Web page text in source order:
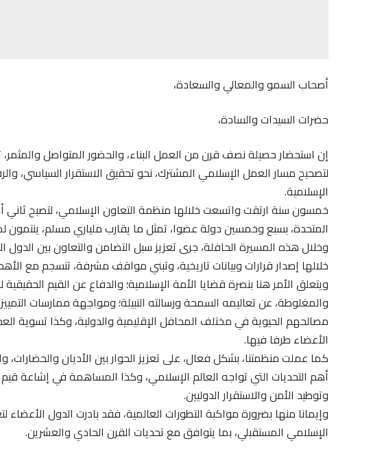
أصحاب السمو والمعالي والسعادة،
حضرات السيدات والسادة،
إن استحضار حصيلة نصف قرن من العمل البناء، والحضور المتواصل
لتصحيح مسار العمل الإسلامي المشترك، نحو تحقيق الاستقرار السياسي،
الإسلامية.
خمسون سنة ارتقت واتسعت خلالها منظمة التعاون الإسلامي، لتصبح
المتحدة، بسبع وخمسين دولة عضوا، تمثل ما يقارب ملياري مسلم، ينتمون
وخلال هذه المسيرة الحافلة، جرى تعزيز سبل التضامن والتعاون بين
خلالها إصدار قرارات وبيانات تاريخية، وتبني مواقف مشرفة، تنسجم مع
ويتعلق الأمر هنا بنصرة قضايا الأمة الإسلامية؛ والدفاع عن القيم
والمغلوطة، عن تعاليمه السمحة ورسالته النبيلة؛ ومواجهة ممارسات
مصالحهم الحيوية في مختلف المحافل الإقليمية والدولية، وكذا تسوية
الأعضاء طرفا فيها.
كما عملت منظمتنا، بشكل فعال، على تعزيز الحوار بين الأديان
أهم التحديات التي تواجه العالم الإسلامي، وكذا المساهمة في إشاعة
وتوطيد الأمن والاستقرار الدوليين.
وإيمانا منها بضرورة مواكبة التطورات العالمية، فقد بادرت الدول
الإسلامي المستقبلي، بما يتوافق مع تحديات القرن الحادي والعشرين.